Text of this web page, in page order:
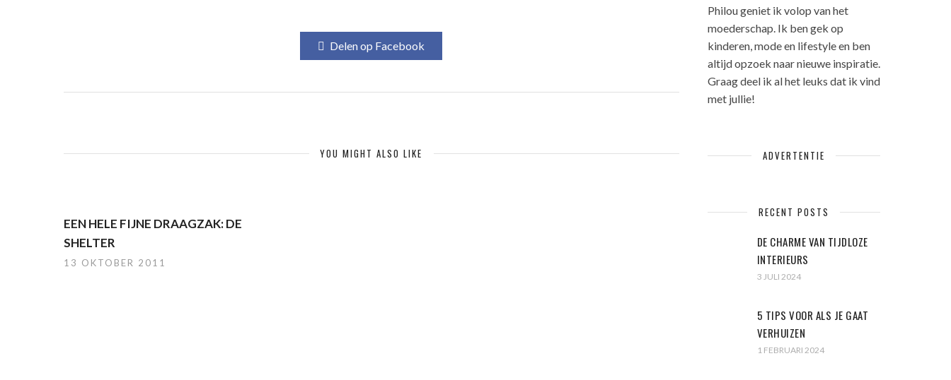
Delen op Facebook
YOU MIGHT ALSO LIKE
EEN HELE FIJNE DRAAGZAK: DE
SHELTER
13 OKTOBER 2011
Philou geniet ik volop van het
moederschap. Ik ben gek op
kinderen, mode en lifestyle en ben
altijd opzoek naar nieuwe inspiratie.
Graag deel ik al het leuks dat ik vind
met jullie!
ADVERTENTIE
RECENT POSTS
DE CHARME VAN TIJDLOZE
INTERIEURS
3 JULI 2024
5 TIPS VOOR ALS JE GAAT
VERHUIZEN
1 FEBRUARI 2024